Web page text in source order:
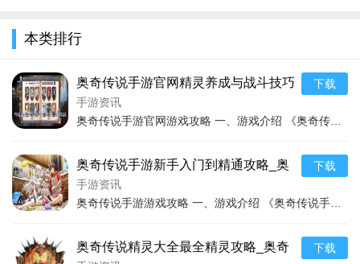
最新游戏技巧通关
本类排行
奥奇传说手游官网精灵养成与战斗技巧
全解_奥奇传说最新玩法攻略
手游资讯
下载
奥奇传说手游新手入门到精通攻略_奥
奇传说手游高效玩法技巧
手游资讯
下载
奥奇传说精灵大全最全精灵攻略_奥奇
下载